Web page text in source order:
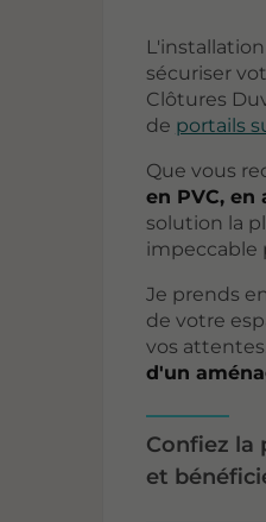
sécuriser
Clôtures
de portails
Que vous
en PVC,
solution la
impeccable
Je prends
de votre
vos
d'un
Confiez la
et